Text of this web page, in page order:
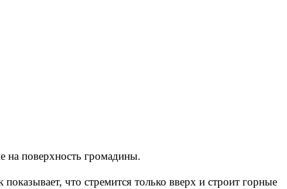
на поверхность громадины.
что стремится только вверх и строит горные